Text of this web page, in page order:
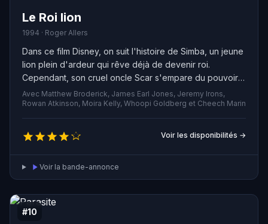
Le Roi lion
1994 · Roger Allers
Dans ce film Disney, on suit l'histoire de Simba, un jeune
lion plein d'ardeur qui rêve déjà de devenir roi.
Cependant, son cruel oncle Scar s'empare du pouvoir,
évinçant ainsi Simba de sa place légitime. Celui-ci
décide alors de profiter de la vie avec ses étranges
amis Timon et Pumbaa, oubliant ainsi ses responsabilités
royales. Mais le moment arrive où il doit faire face à son
destin, affronter Scar, et reprendre sa place dans la
Grande Roue de la Vie.
Avec Matthew Broderick, James Earl Jones, Jeremy Irons,
Rowan Atkinson, Moira Kelly, Whoopi Goldberg et Cheech Marin
Voir les disponibilités →
Voir la bande-annonce
#10